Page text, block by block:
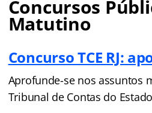
Concursos
Matutino
Concurso TCE RJ:
Aprofunde-se nos assuntos
Tribunal de Contas do